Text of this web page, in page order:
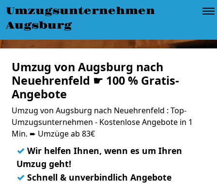
Umzugsunternehmen
Augsburg
Umzug von Augsburg nach
Neuehrenfeld ☛ 100 % Gratis-
Angebote
Umzug von Augsburg nach Neuehrenfeld : Top-
Umzugsunternehmen - Kostenlose Angebote in 1
Min. ➨ Umzüge ab 83€
✓ Wir helfen Ihnen, wenn es um Ihren
Umzug geht!
✓ Schnell & unverbindlich Angebote